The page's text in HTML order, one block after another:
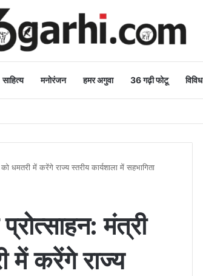
साहित्य मनोरंजन हमर अगुवा 36 गढ़ी फोटू विविध
धमतरी में करेंगे राज्य स्तरीय कार्यशाला में सहभागिता
मंत्री
में करेंगे राज्य